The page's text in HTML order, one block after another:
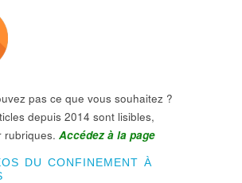
pas ce que vous souhaitez ?
depuis 2014 sont lisibles,
rubriques. Accédez à la page
DU CONFINEMENT À